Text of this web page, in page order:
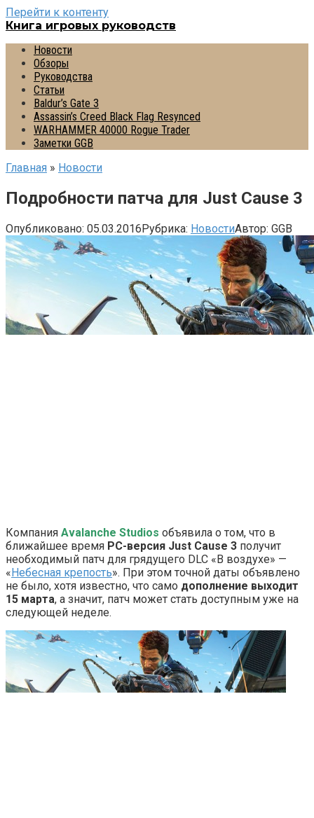
Перейти к контенту
Книга игровых руководств
Новости
Обзоры
Руководства
Статьи
Baldur’s Gate 3
Assassin’s Creed Black Flag Resynced
WARHAMMER 40000 Rogue Trader
Заметки GGB
Главная » Новости
Подробности патча для Just Cause 3
Опубликовано: 05.03.2016Рубрика: НовостиАвтор: GGB
Компания Avalanche Studios объявила о том, что в
ближайшее время РС-версия Just Cause 3 получит
необходимый патч для грядущего DLC «В воздухе» —
«Небесная крепость». При этом точной даты объявлено
не было, хотя известно, что само дополнение выходит
15 марта, а значит, патч может стать доступным уже на
следующей неделе.